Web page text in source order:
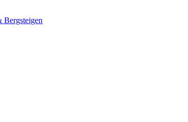
Bergsteigen